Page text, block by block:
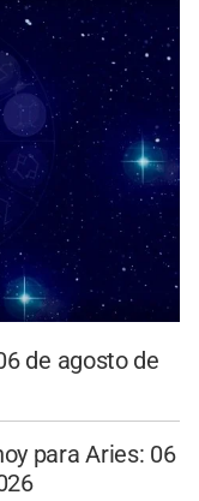
de agosto de
para Aries: 06